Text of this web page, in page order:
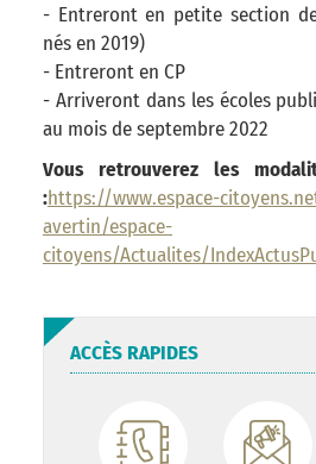
- Entreront en petite section
nés en 2019)
- Entreront en CP
- Arriveront dans les écoles
au mois de septembre 2022
Vous retrouverez les
:https://www.espace-
avertin/espace-
citoyens/Actualites/
ACCÈS RAPIDES